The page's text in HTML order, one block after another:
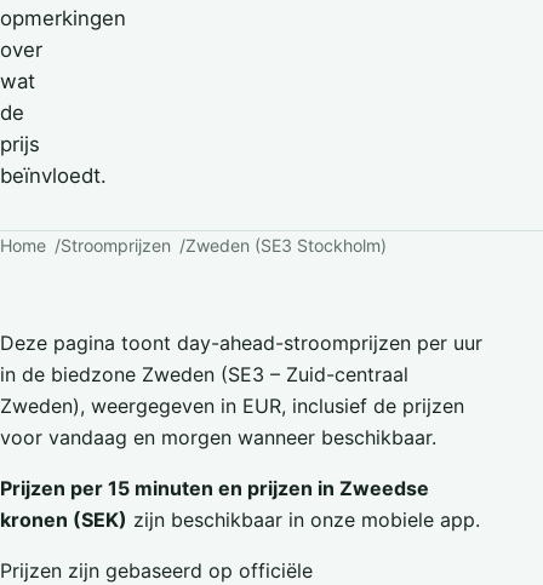
opmerkingen
over
wat
de
prijs
beïnvloedt.
Home Stroomprijzen Zweden (SE3 Stockholm)
Deze pagina toont day-ahead-stroomprijzen per uur
in de biedzone Zweden (SE3 – Zuid-centraal
Zweden), weergegeven in EUR, inclusief de prijzen
voor vandaag en morgen wanneer beschikbaar.
Prijzen per 15 minuten en prijzen in Zweedse
kronen (SEK) zijn beschikbaar in onze mobiele app.
Prijzen zijn gebaseerd op officiële